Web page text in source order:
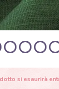
si esaurirà